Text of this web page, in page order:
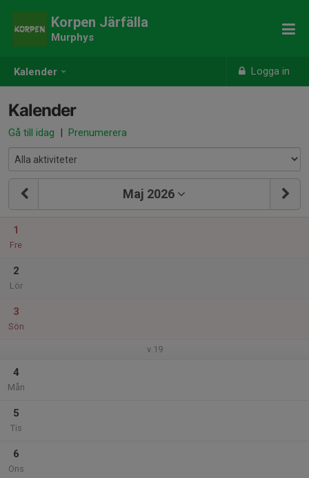
Kalender Logga in
Korpen Järfälla
Murphys
Kalender
Gå till idag | Prenumerera
Maj 2026
1
Fre
2
Lör
3
Sön
v.19
4
Mån
5
Tis
6
Ons